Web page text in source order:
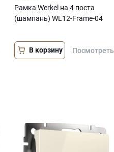
Рамка Werkel на 4 поста
(шампань) WL12-Frame-04
В корзину Посмотреть